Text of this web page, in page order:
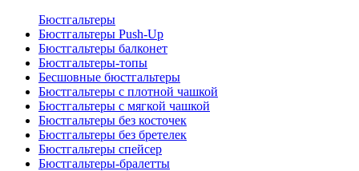
Бюстгальтеры
Бюстгальтеры Push-Up
Бюстгальтеры балконет
Бюстгальтеры-топы
Бесшовные бюстгальтеры
Бюстгальтеры с плотной чашкой
Бюстгальтеры с мягкой чашкой
Бюстгальтеры без косточек
Бюстгальтеры без бретелек
Бюстгальтеры спейсер
Бюстгальтеры-бралетты